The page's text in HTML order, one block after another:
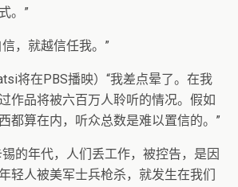
。”
，就越信任我。”
将在PBS播映）“我差点晕了。在我
作品将被六百万人聆听的情况。假如
都算在内，听众总数是难以置信的。”
的年代，人们丢工作，被控告，是因
轻人被美军士兵枪杀，就发生在我们